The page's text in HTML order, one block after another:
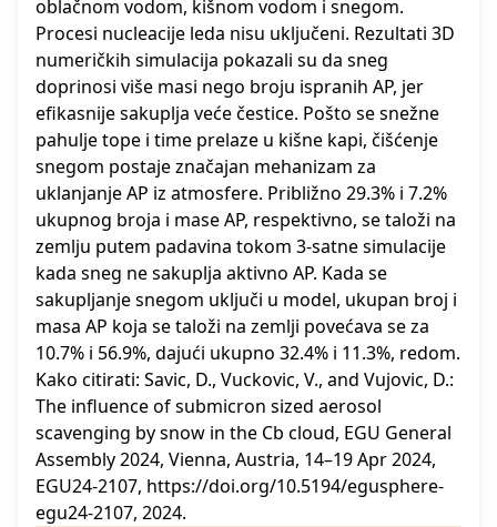
oblačnom vodom, kišnom vodom i snegom.
Procesi nucleacije leda nisu uključeni. Rezultati 3D
numeričkih simulacija pokazali su da sneg
doprinosi više masi nego broju ispranih AP, jer
efikasnije sakuplja veće čestice. Pošto se snežne
pahulje tope i time prelaze u kišne kapi, čišćenje
snegom postaje značajan mehanizam za
uklanjanje AP iz atmosfere. Približno 29.3% i 7.2%
ukupnog broja i mase AP, respektivno, se taloži na
zemlju putem padavina tokom 3-satne simulacije
kada sneg ne sakuplja aktivno AP. Kada se
sakupljanje snegom uključi u model, ukupan broj i
masa AP koja se taloži na zemlji povećava se za
10.7% i 56.9%, dajući ukupno 32.4% i 11.3%, redom.
Kako citirati: Savic, D., Vuckovic, V., and Vujovic, D.:
The influence of submicron sized aerosol
scavenging by snow in the Cb cloud, EGU General
Assembly 2024, Vienna, Austria, 14–19 Apr 2024,
EGU24-2107, https://doi.org/10.5194/egusphere-
egu24-2107, 2024.